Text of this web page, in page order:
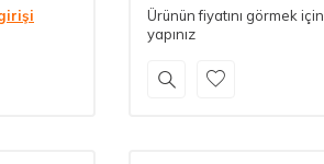
Ürünün fiyatını görmek için
yapınız